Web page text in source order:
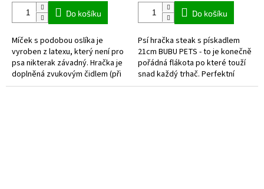
Do košíku
Míček s podobou oslíka je
vyroben z latexu, který není pro
psa nikterak závadný. Hračka je
doplněná zvukovým čidlem (při
stisku píská) a vyplněna
Do košíku
Psí hračka steak s pískadlem
21cm BUBU PETS - to je konečně
pořádná flákota po které touží
snad každý trhač. Perfektní
motivace pro vašeho psa k